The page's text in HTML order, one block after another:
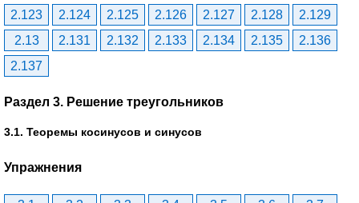
2.123 2.124 2.125 2.126 2.127 2.128
2.129
2.13
2.131 2.132 2.133 2.134 2.135
2.136
2.137
Раздел 3. Решение треугольников
3.1. Теоремы косинусов и синусов
Упражнения